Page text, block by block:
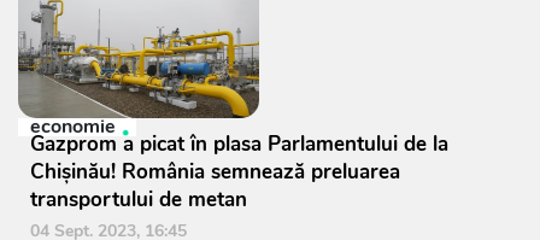
economie
Gazprom a picat în plasa Parlamentului de la
Chișinău! România semnează preluarea
transportului de metan
04 Sept. 2023, 16:45